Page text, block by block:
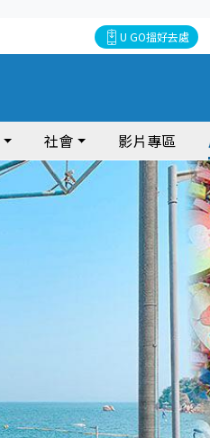
U GO搵好去處
社會 影片專區